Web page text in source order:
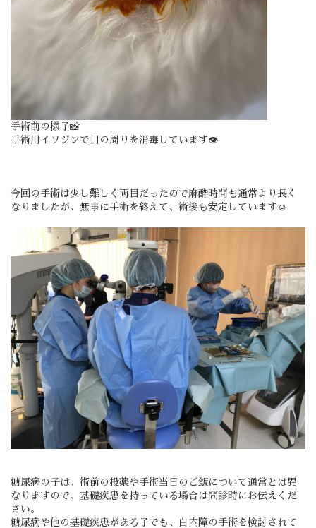
手術前の様子📸
手術用イソジンで目の周りを消毒しています👁️
今回の手術は少し難しく両目だったので麻酔時間も通常より長く
なりましたが、無事に手術を終えて、術後も安定しています☺️
糖尿病の子は、術前の投薬や手術当日のご飯について通常とは異
なりますので、基礎疾患を持っている場合は問診時にお伝えくだ
さい。
糖尿病や他の基礎疾患がある子でも、白内障の手術を検討されて